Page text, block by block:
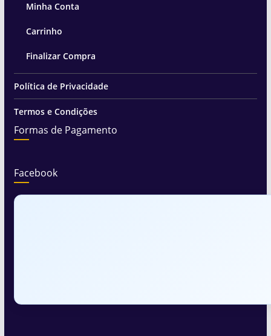
Minha Conta
Carrinho
Finalizar Compra
Política de Privacidade
Termos e Condições
Formas de Pagamento
Facebook